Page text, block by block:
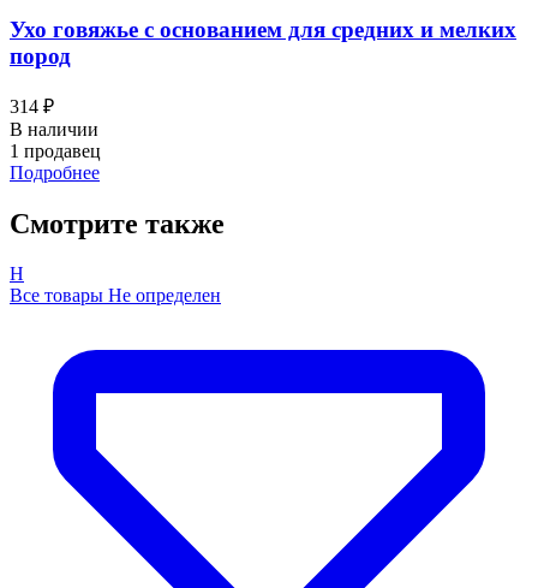
Ухо говяжье с основанием для средних и мелких
пород
314 ₽
В наличии
1 продавец
Подробнее
Смотрите также
Н
Все товары Не определен